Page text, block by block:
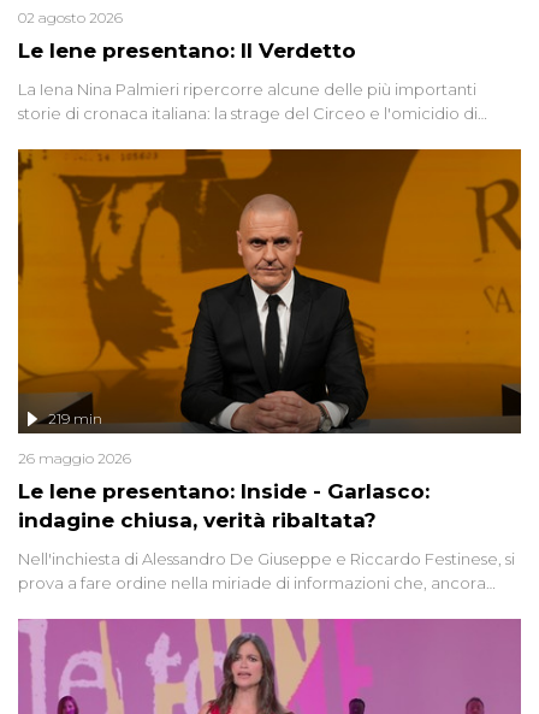
Le Iene presentano: Il Verdetto
02 agosto 2026
La Iena Nina Palmieri ripercorre alcune delle più importanti
storie di cronaca italiana: la strage del Circeo e l'omicidio di
Le Iene presentano: Inside - Garlasco:
indagine chiusa, verità ribaltata?
219 min
26 maggio 2026
Nell'inchiesta di Alessandro De Giuseppe e Riccardo Festinese, si
prova a fare ordine nella miriade di informazioni che, ancora
giudiziarie più discusse degli ultimi anni. Lo speciale ricostruisce la
vicenda mettendo in fila testimonianze, errori, dettagli
controversi e i protagonisti di un'indagine che sembra non avere
fine.